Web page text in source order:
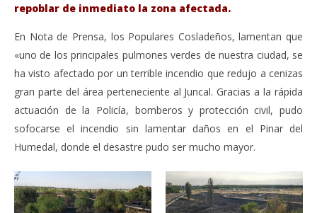
repoblar de inmediato la zona afectada.
En Nota de Prensa, los Populares Cosladeños, lamentan que
«uno de los principales pulmones verdes de nuestra ciudad, se
ha visto afectado por un terrible incendio que redujo a cenizas
gran parte del área perteneciente al Juncal. Gracias a la rápida
actuación de la Policía, bomberos y protección civil, pudo
sofocarse el incendio sin lamentar daños en el Pinar del
Humedal, donde el desastre pudo ser mucho mayor.